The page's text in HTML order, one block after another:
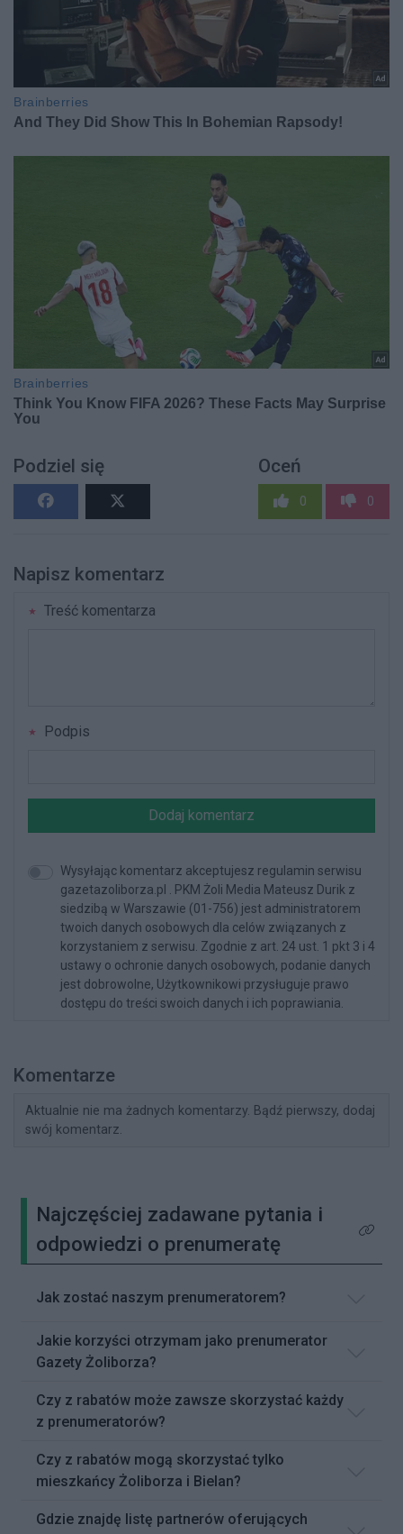
Podziel się Oceń
0 0
Napisz komentarz
Treść komentarza
Podpis
Dodaj komentarz
Wysyłając komentarz akceptujesz regulamin serwisu
gazetazoliborza.pl . PKM Żoli Media Mateusz Durik z
siedzibą w Warszawie (01-756) jest administratorem
twoich danych osobowych dla celów związanych z
korzystaniem z serwisu. Zgodnie z art. 24 ust. 1 pkt 3 i 4
ustawy o ochronie danych osobowych, podanie danych
jest dobrowolne, Użytkownikowi przysługuje prawo
dostępu do treści swoich danych i ich poprawiania.
Komentarze
Aktualnie nie ma żadnych komentarzy. Bądź pierwszy, dodaj
swój komentarz.
Najczęściej zadawane pytania i
odpowiedzi o prenumeratę
Kliknij
Jak zostać naszym prenumeratorem?
Jakie korzyści otrzymam jako prenumerator
Gazety Żoliborza?
Czy z rabatów może zawsze skorzystać każdy
z prenumeratorów?
Czy z rabatów mogą skorzystać tylko
mieszkańcy Żoliborza i Bielan?
Gdzie znajdę listę partnerów oferujących